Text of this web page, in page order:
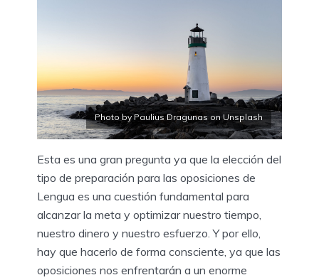
Photo by Paulius Dragunas on Unsplash
Esta es una gran pregunta ya que la elección del
tipo de preparación para las oposiciones de
Lengua es una cuestión fundamental para
alcanzar la meta y optimizar nuestro tiempo,
nuestro dinero y nuestro esfuerzo. Y por ello,
hay que hacerlo de forma consciente, ya que las
oposiciones nos enfrentarán a un enorme